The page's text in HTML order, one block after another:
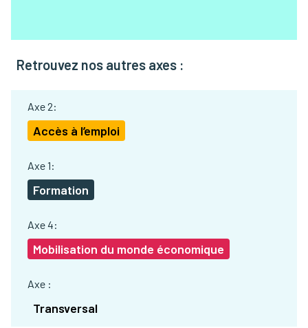
Retrouvez nos autres axes :
Axe 2:
Accès à l’emploi
Axe 1:
Formation
Axe 4:
Mobilisation du monde économique
Axe :
Transversal